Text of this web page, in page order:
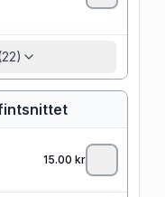
15.00 kr